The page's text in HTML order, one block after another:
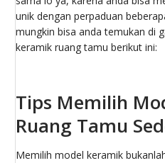
unik dengan perpaduan
mungkin bisa anda temukan di
keramik ruang tamu berikut ini:
Tips Memilih
Ruang Tamu
Memilih model keramik